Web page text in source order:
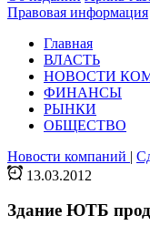
Правовая информация
Главная
ВЛАСТЬ
НОВОСТИ
ФИНАНСЫ
РЫНКИ
ОБЩЕСТВО
Новости компаний |
13.03.2012
Здание ЮТБ